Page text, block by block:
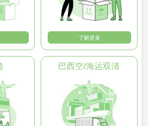
了解更多
巴西空/海运双清